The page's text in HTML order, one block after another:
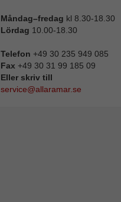
Måndag–fredag kl 8.30-18.30
Lördag 10.00-18.30
Telefon +49 30 235 949 085
Fax +49 30 31 99 185 09
Eller skriv till
service@allaramar.se